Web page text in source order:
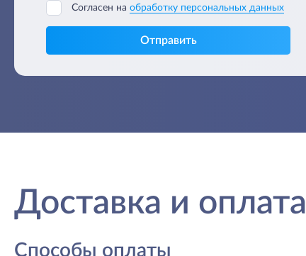
Согласен на обработку персональных данных
Отправить
Доставка и оплата
Способы оплаты